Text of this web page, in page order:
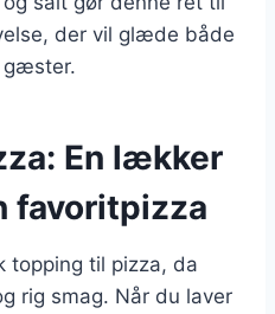
der vil glæde både
gæster.
En lækker
favoritpizza
topping til pizza, da
rig smag. Når du laver